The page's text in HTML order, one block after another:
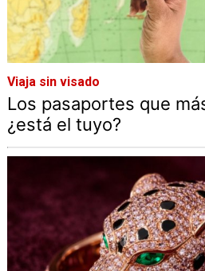
Viaja sin visado
Los pasaportes que
¿está el tuyo?